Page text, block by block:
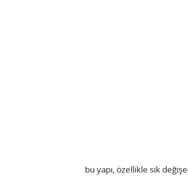
bu yapı, özellikle sık